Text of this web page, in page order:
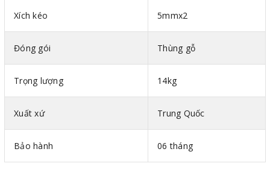
Xích kéo 5mmx2
Đóng gói Thùng gỗ
Trọng lượng 14kg
Xuất xứ Trung Quốc
Bảo hành 06 tháng